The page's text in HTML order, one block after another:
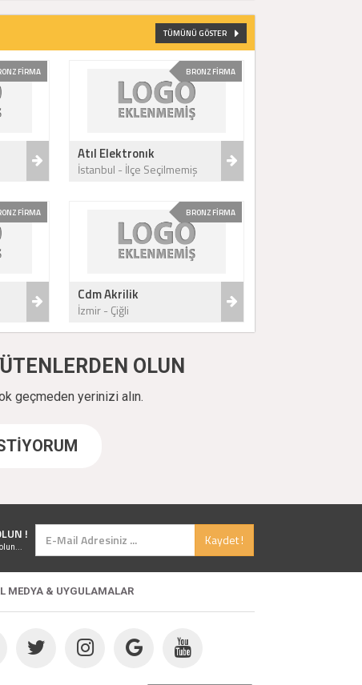
TÜMÜNÜ GÖSTER
FİRMA BRONZ FİRMA
Atıl Elektronık
İstanbul - İlçe Seçilmemiş
FİRMA BRONZ FİRMA
Cdm Akrilik
İzmir - Çiğli
OLUN
geçmeden yerinizi alın.
! Kaydet !
MEDYA & UYGULAMALAR